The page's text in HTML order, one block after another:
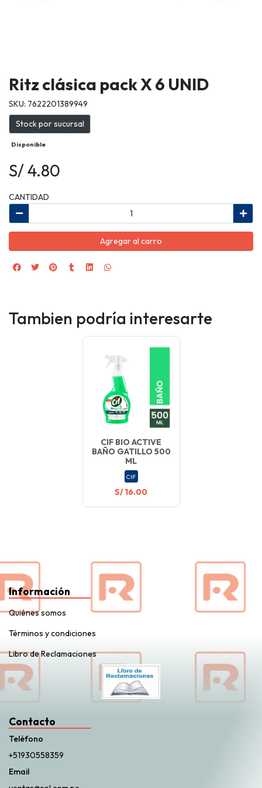
Ritz clásica pack X 6 UNID
SKU: 7622201389949
Stock por sucursal
Disponible
S/ 4.80
CANTIDAD
Agregar al carro
Tambien podría interesarte
CIF BIO ACTIVE
BAÑO GATILLO 500
ML
CIF
S/ 16.00
Información
Quiénes somos
Términos y condiciones
Libro de Reclamaciones
Contacto
Teléfono
+51930558359
Email